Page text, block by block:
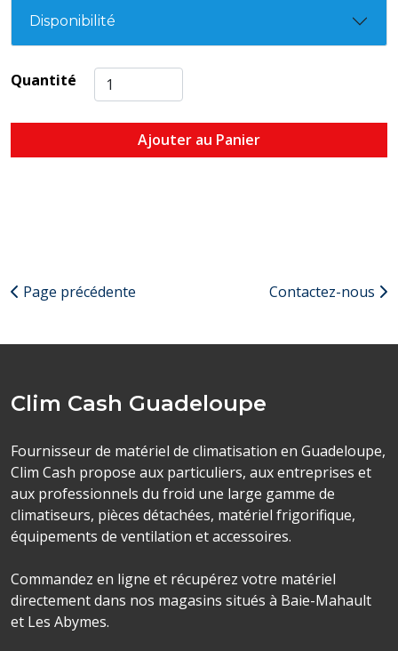
Disponibilité
Quantité
Ajouter au Panier
Page précédente Contactez-nous
Clim Cash Guadeloupe
Fournisseur de matériel de climatisation en Guadeloupe,
Clim Cash propose aux particuliers, aux entreprises et
aux professionnels du froid une large gamme de
climatiseurs, pièces détachées, matériel frigorifique,
équipements de ventilation et accessoires.
Commandez en ligne et récupérez votre matériel
directement dans nos magasins situés à Baie-Mahault
et Les Abymes.